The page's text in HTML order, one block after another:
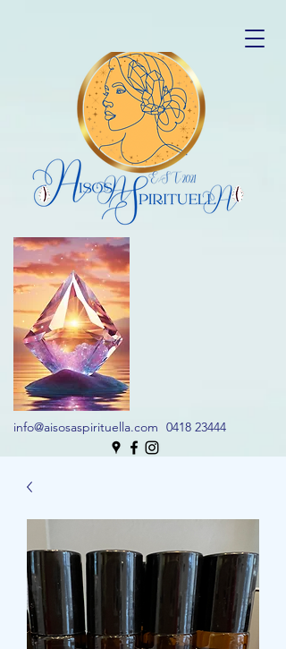
info@aisosaspirituella.com 0418 23444